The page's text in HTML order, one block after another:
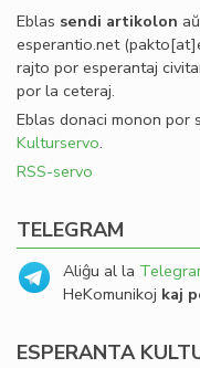
Eblas sendi artikolon
esperantio.net
rajto por esperantaj
por la ceteraj.
Eblas donaci monon por
Kulturservo.
RSS-servo
TELEGRAM
Aliĝu al la
HeKomunikoj kaj
ESPERANTA